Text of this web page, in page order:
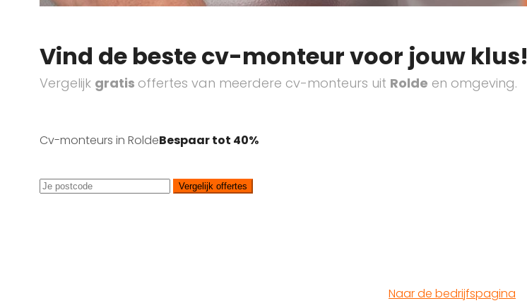
Vind de beste cv-monteur voor jouw klus!
Vergelijk gratis offertes van meerdere cv-monteurs uit Rolde en omgeving.
Cv-monteurs in RoldeBespaar tot 40%
Vergelijk offertes
Naar de bedrijfspagina